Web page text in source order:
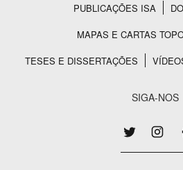
Rodapé
PUBLICAÇÕES ISA
MAPAS E CARTAS
TESES E DISSERTAÇÕES
SIGA-NOS